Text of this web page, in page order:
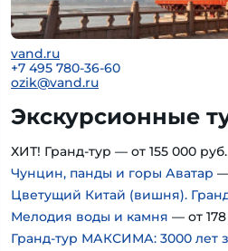
vand.ru
+7 495 780-36-60
ozik@vand.ru
Экскурсионные
ХИТ! Гранд-тур — от 155 000 руб.
Чунцин, панды и горы Аватар —
Цветущий Китай (вишня).
Мелодия воды и камня — от
Гранд-тур МАКСИМА: 3000 лет